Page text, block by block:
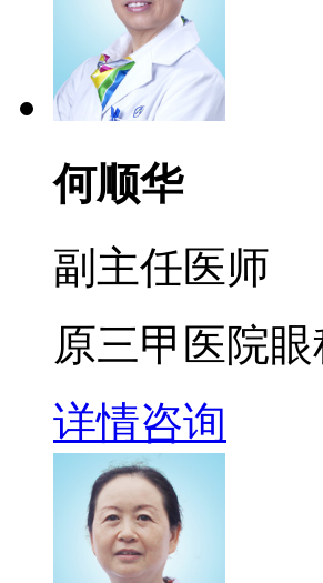
何顺华
副主任医师
原三甲医院
详情咨询